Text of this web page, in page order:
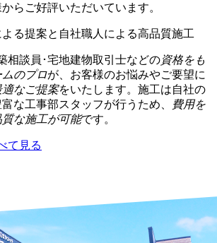
らご好評いただいています。
相談員･宅地建物取引士などの資格をも
ムのプロが、お客様のお悩みやご要望に
適なご提案をいたします。施工は自社の
な工事部スタッフが行うため、
費用を
な施工が可能です。
て見る